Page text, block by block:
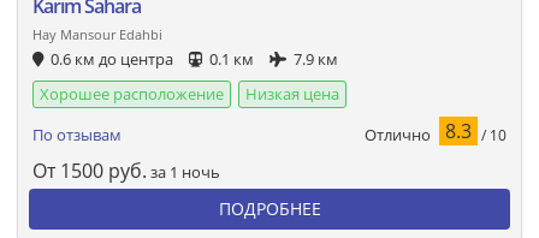
Karim Sahara
Hay Mansour Edahbi
0.6 км до центра 0.1 км
7.9 км
Хорошее расположение
Низкая цена
По отзывам
Отлично 8.3 / 10
От 1500 руб. за 1 ночь
ПОДРОБНЕЕ